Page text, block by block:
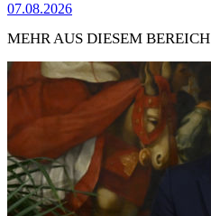
07.08.2026
MEHR AUS DIESEM BEREICH